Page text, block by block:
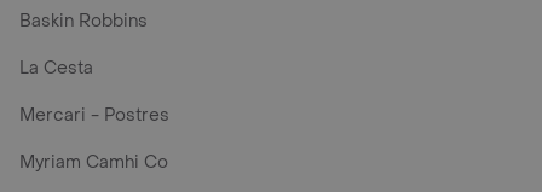
Baskin Robbins
La Cesta
Mercari - Postres
Myriam Camhi Co